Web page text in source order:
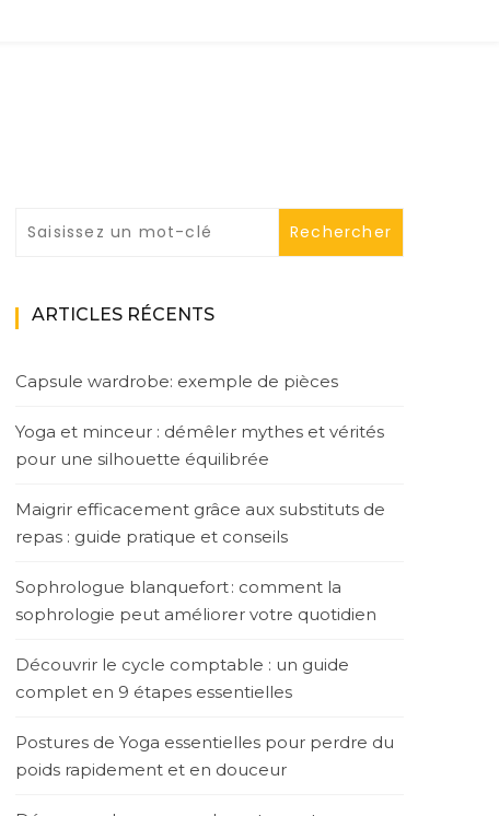
ARTICLES RÉCENTS
Capsule wardrobe: exemple de pièces
Yoga et minceur : démêler mythes et vérités
pour une silhouette équilibrée
Maigrir efficacement grâce aux substituts de
repas : guide pratique et conseils
Sophrologue blanquefort : comment la
sophrologie peut améliorer votre quotidien
Découvrir le cycle comptable : un guide
complet en 9 étapes essentielles
Postures de Yoga essentielles pour perdre du
poids rapidement et en douceur